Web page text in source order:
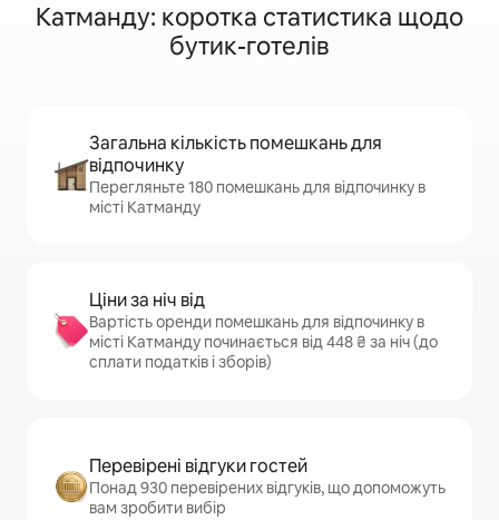
Катманду: коротка статистика щодо
бутик-готелів
Загальна кількість помешкань для
відпочинку
Перегляньте 180 помешкань для відпочинку в
місті Катманду
Ціни за ніч від
Вартість оренди помешкань для відпочинку в
місті Катманду починається від 448 ₴ за ніч (до
сплати податків і зборів)
Перевірені відгуки гостей
Понад 930 перевірених відгуків, що допоможуть
вам зробити вибір